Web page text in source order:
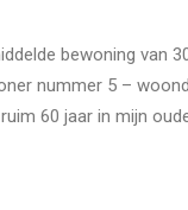
bewoning van
nummer 5 –
60 jaar in mijn